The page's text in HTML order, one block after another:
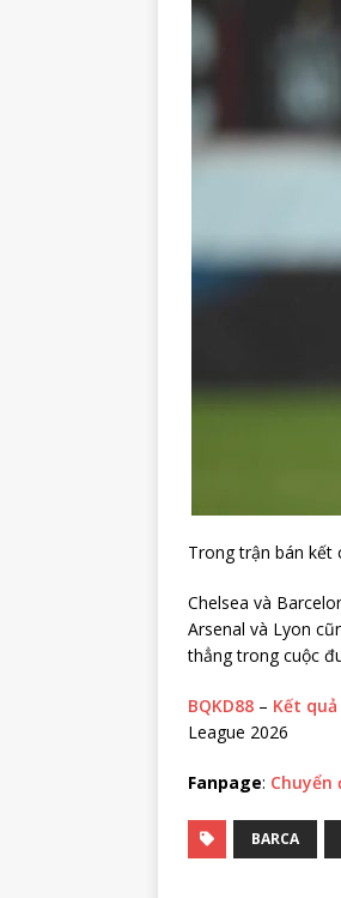
Trong trận bán kết
Chelsea và
Arsenal và Lyon
thẳng trong cuộc
BQKD88 – Kết
League 2026
Fanpage: Chuyển
BARCA